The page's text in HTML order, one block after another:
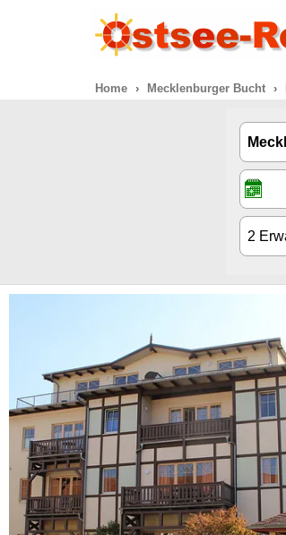
Home Mecklenburger Bucht